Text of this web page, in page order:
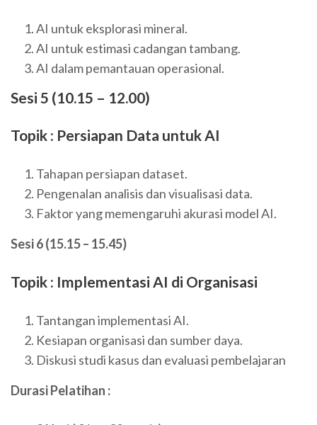
AI untuk eksplorasi mineral.
AI untuk estimasi cadangan tambang.
AI dalam pemantauan operasional.
Sesi 5 (10.15 – 12.00)
Topik : Persiapan Data untuk AI
Tahapan persiapan dataset.
Pengenalan analisis dan visualisasi data.
Faktor yang memengaruhi akurasi model AI.
Sesi 6 (15.15 – 15.45)
Topik : Implementasi AI di Organisasi
Tantangan implementasi AI.
Kesiapan organisasi dan sumber daya.
Diskusi studi kasus dan evaluasi pembelajaran
Durasi Pelatihan :